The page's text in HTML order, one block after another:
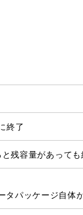
終了
残容量があっても
タパッケージ自体